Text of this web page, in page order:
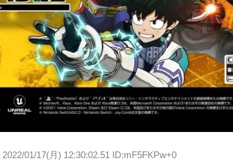
2022/01/17(月) 12:30:02.51 ID:mF5FKPw+0